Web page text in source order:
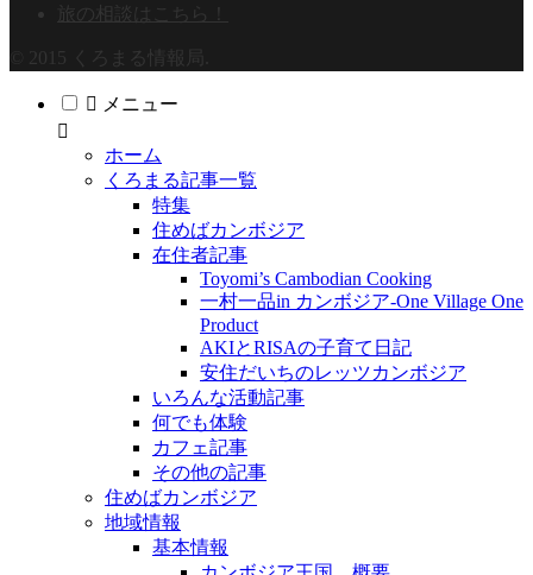
旅の相談はこちら！
© 2015 くろまる情報局.
メニュー
ホーム
くろまる記事一覧
特集
住めばカンボジア
在住者記事
Toyomi’s Cambodian Cooking
一村一品in カンボジア-One Village One
Product
AKIとRISAの子育て日記
安住だいちのレッツカンボジア
いろんな活動記事
何でも体験
カフェ記事
その他の記事
住めばカンボジア
地域情報
基本情報